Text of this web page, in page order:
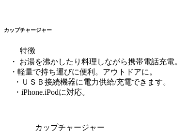
カップチャージャー
特徴
・ お湯を沸かしたり料理しながら携帯電話充電。
・軽量で持ち運びに便利。アウトドアに。
・ＵＳＢ接続機器に電力供給/充電できます。
・iPhone.iPodに対応。
カップチャージャー